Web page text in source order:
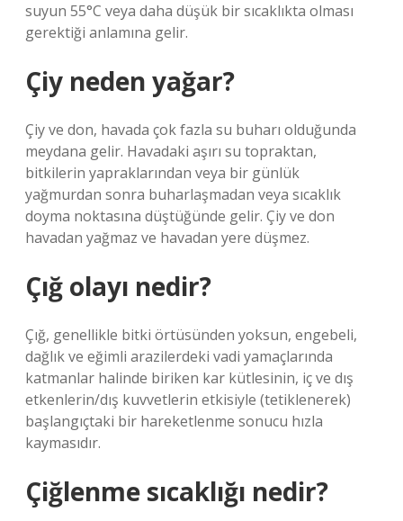
suyun 55°C veya daha düşük bir sıcaklıkta olması
gerektiği anlamına gelir.
Çiy neden yağar?
Çiy ve don, havada çok fazla su buharı olduğunda
meydana gelir. Havadaki aşırı su topraktan,
bitkilerin yapraklarından veya bir günlük
yağmurdan sonra buharlaşmadan veya sıcaklık
doyma noktasına düştüğünde gelir. Çiy ve don
havadan yağmaz ve havadan yere düşmez.
Çığ olayı nedir?
Çığ, genellikle bitki örtüsünden yoksun, engebeli,
dağlık ve eğimli arazilerdeki vadi yamaçlarında
katmanlar halinde biriken kar kütlesinin, iç ve dış
etkenlerin/dış kuvvetlerin etkisiyle (tetiklenerek)
başlangıçtaki bir hareketlenme sonucu hızla
kaymasıdır.
Çiğlenme sıcaklığı nedir?